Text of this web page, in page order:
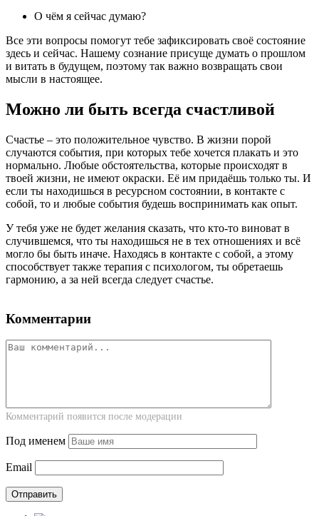
О чём я сейчас думаю?
Все эти вопросы помогут тебе зафиксировать своё состояние
здесь и сейчас. Нашему сознание присуще думать о прошлом
и витать в будущем, поэтому так важно возвращать свои
мысли в настоящее.
Можно ли быть всегда счастливой
Счастье – это положительное чувство. В жизни порой
случаются события, при которых тебе хочется плакать и это
нормально. Любые обстоятельства, которые происходят в
твоей жизни, не имеют окраски. Её им придаёшь только ты. И
если ты находишься в ресурсном состоянии, в контакте с
собой, то и любые события будешь воспринимать как опыт.
У тебя уже не будет желания сказать, что кто-то виноват в
случившемся, что ты находишься не в тех отношениях и всё
могло бы быть иначе. Находясь в контакте с собой, а этому
способствует также терапия с психологом, ты обретаешь
гармонию, а за ней всегда следует счастье.
Комментарии
Комментарий появится после модерации
Под именем
Email